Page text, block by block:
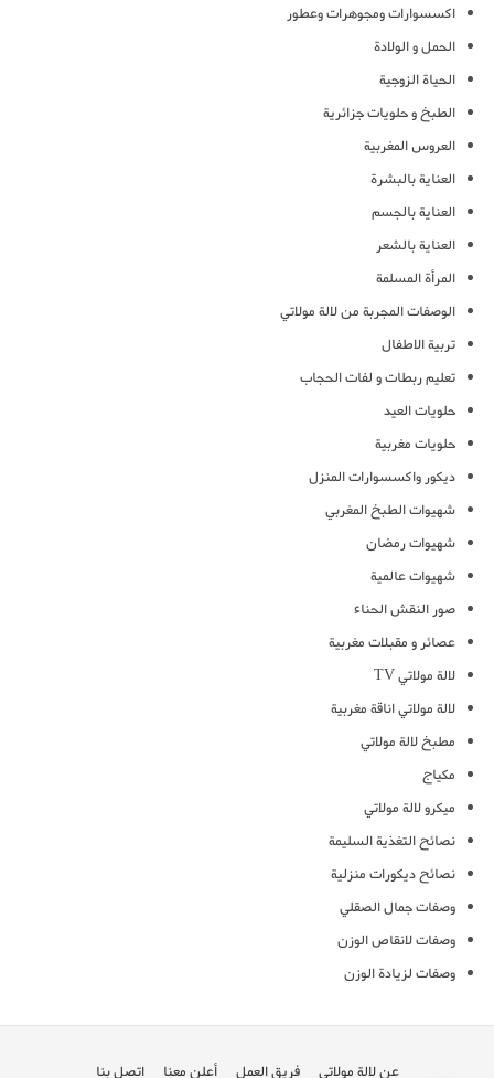
اكسسوارات ومجوهرات وعطور
الحمل و الولادة
الحياة الزوجية
الطبخ و حلويات جزائرية
العروس المغربية
العناية بالبشرة
العناية بالجسم
العناية بالشعر
المرأة المسلمة
الوصفات المجربة من لالة مولاتي
تربية الاطفال
تعليم ربطات و لفات الحجاب
حلويات العيد
حلويات مغربية
ديكور واكسسوارات المنزل
شهيوات الطبخ المغربي
شهيوات رمضان
شهيوات عالمية
صور النقش الحناء
عصائر و مقبلات مغربية
لالة مولاتي TV
لالة مولاتي اناقة مغربية
مطبخ لالة مولاتي
مكياج
ميكرو لالة مولاتي
نصائح التغذية السليمة
نصائح ديكورات منزلية
وصفات جمال الصقلي
وصفات لانقاص الوزن
وصفات لزيادة الوزن
عن لالة مولاتي فريق العمل أعلن معنا اتصل بنا